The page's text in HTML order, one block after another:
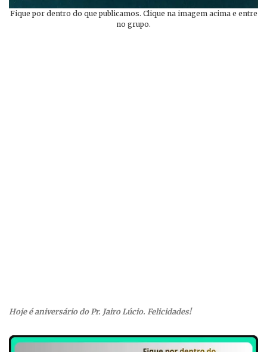
Fique por dentro do que publicamos. Clique na imagem acima e entre
no grupo.
Hoje é aniversário do Pr. Jairo Lúcio. Felicidades!